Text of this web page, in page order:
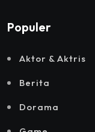
Populer
Aktor & Aktris
Berita
Dorama